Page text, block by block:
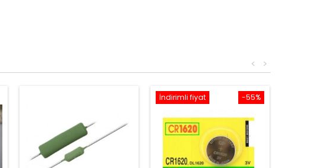
>
<
-55%
İndirimli fiyat